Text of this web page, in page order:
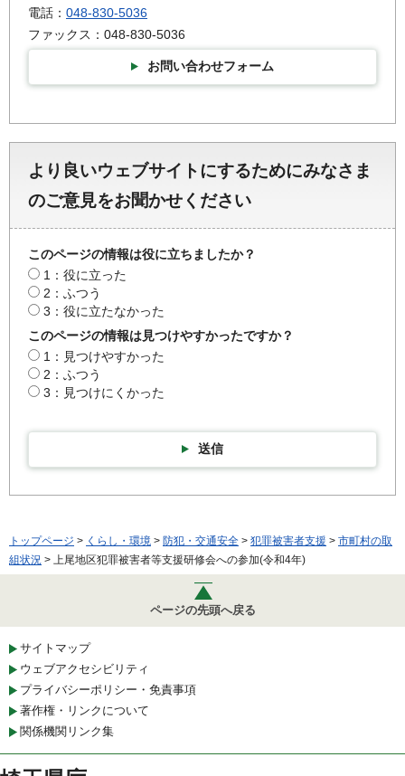
電話： 048-830-5036
ファックス：048-830-5036
お問い合わせフォーム
より良いウェブサイトにするためにみなさま
のご意見をお聞かせください
このページの情報は役に立ちましたか？
1：役に立った
2：ふつう
3：役に立たなかった
このページの情報は見つけやすかったですか？
1：見つけやすかった
2：ふつう
3：見つけにくかった
送信
トップページ > くらし・環境 > 防犯・交通安全 > 犯罪被害者支援 > 市町村の取
組状況 > 上尾地区犯罪被害者等支援研修会への参加(令和4年)
ページの先頭へ戻る
サイトマップ
ウェブアクセシビリティ
プライバシーポリシー・免責事項
著作権・リンクについて
関係機関リンク集